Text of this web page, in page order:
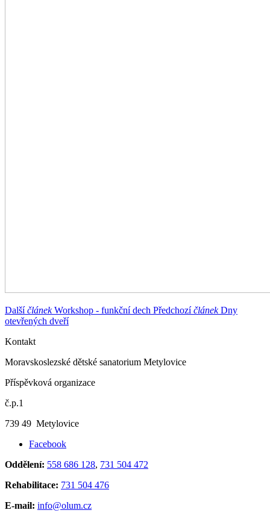
Dalšíčlánek Workshop - funkční dech Předchozíčlánek Dny
otevřených dveří
Kontakt
Moravskoslezské dětské sanatorium Metylovice
Příspěvková organizace
č.p.1
739 49 Metylovice
Facebook
Oddělení: 558 686 128, 731 504 472
Rehabilitace: 731 504 476
E-mail: info@olum.cz